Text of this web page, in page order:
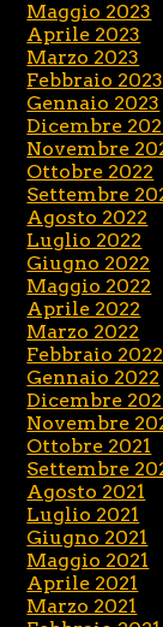
Maggio 2023
Aprile 2023
Marzo 2023
Febbraio 2023
Gennaio 2023
Dicembre
Novembre
Ottobre 2022
Settembre
Agosto 2022
Luglio 2022
Giugno 2022
Maggio 2022
Aprile 2022
Marzo 2022
Febbraio 2022
Gennaio 2022
Dicembre
Novembre
Ottobre 2021
Settembre
Agosto 2021
Luglio 2021
Giugno 2021
Maggio 2021
Aprile 2021
Marzo 2021